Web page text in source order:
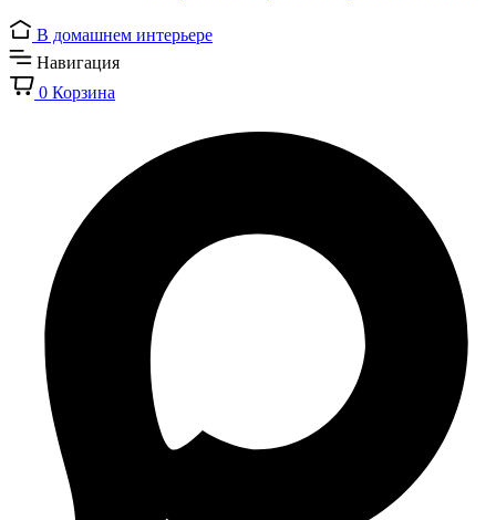
В домашнем интерьере
Навигация
0 Корзина